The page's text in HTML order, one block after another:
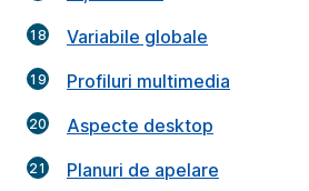
Variabile globale
Profiluri multimedia
Aspecte desktop
Planuri de apelare